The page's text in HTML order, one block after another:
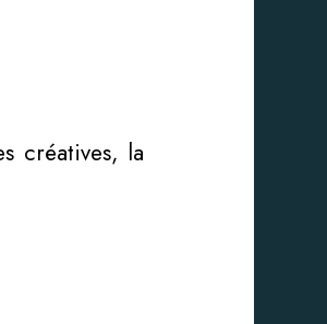
créatives, la